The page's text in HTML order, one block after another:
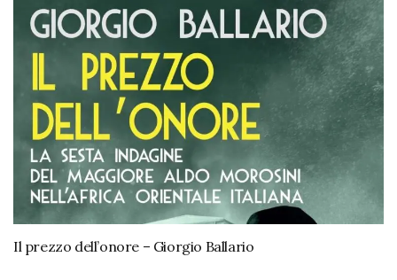
Il prezzo dell’onore – Giorgio Ballario